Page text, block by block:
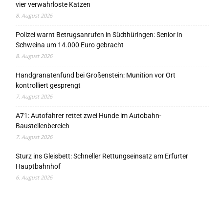
vier verwahrloste Katzen
8. August 2026
Polizei warnt Betrugsanrufen in Südthüringen: Senior in
Schweina um 14.000 Euro gebracht
8. August 2026
Handgranatenfund bei Großenstein: Munition vor Ort
kontrolliert gesprengt
7. August 2026
A71: Autofahrer rettet zwei Hunde im Autobahn-
Baustellenbereich
7. August 2026
Sturz ins Gleisbett: Schneller Rettungseinsatz am Erfurter
Hauptbahnhof
6. August 2026